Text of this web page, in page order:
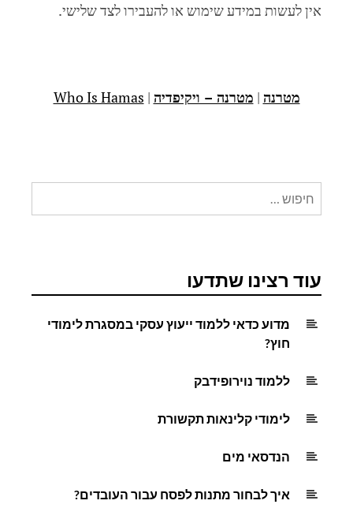
אין לעשות במידע שימוש או להעבירו לצד שלישי.
מטרנה | מטרנה – ויקיפדיה |
Who Is Hamas
עוד רצינו שתדעו
מדוע כדאי ללמוד ייעוץ עסקי במסגרת לימודי
חוץ?
ללמוד נוירופידבק
לימודי קלינאות תקשורת
הנדסאי מים
איך לבחור מתנות לפסח עבור העובדים?